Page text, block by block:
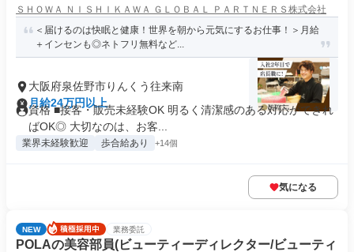
ＳＨＯＷＡ ＮＩＳＨＩＫＡＷＡ ＧＬＯＢＡＬ ＰＡＲＴＮＥＲＳ株式会社
＜届けるのは快眠と健康！世界を朝から元気にするお仕事！＞月給
＋インセンも◎ネトフリ無料など...
大阪府泉佐野市りんくう往来南
月給24万円以上
資格 ■接客・販売未経験OK 明るく清潔感のある対応ができれ
ばOK◎ 大切なのは、お客...
業界未経験歓迎 歩合給あり +14個
気になる
NEW 業務委託
POLAの美容部員(ビューティーディレクター/ビューティ